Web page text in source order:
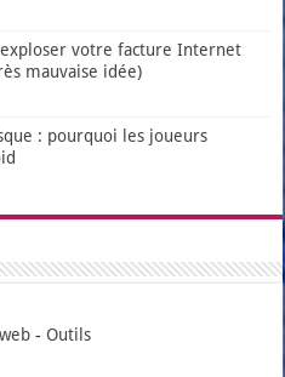
votre facture Internet
mauvaise idée)
: pourquoi les joueurs
- Outils